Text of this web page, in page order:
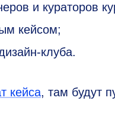
и кураторов
кейсом;
клуба.
кейса, там будут